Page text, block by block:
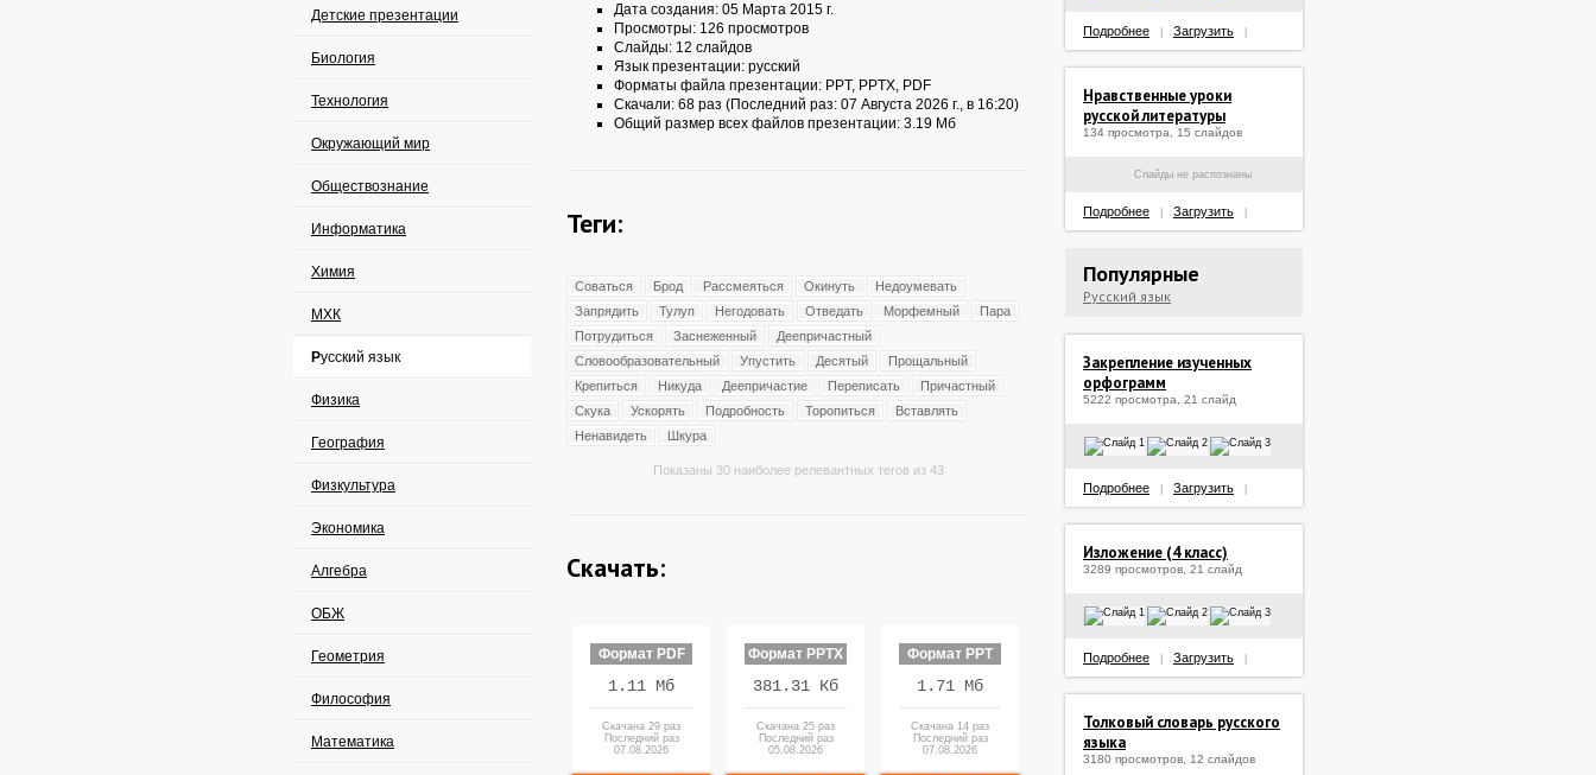
Детские презентации
Биология
Технология
Окружающий мир
Обществознание
Информатика
Химия
МХК
Русский язык
Физика
География
Физкультура
Экономика
Алгебра
ОБЖ
Геометрия
Философия
Математика
Дата создания: 05 Марта 2015 г.
Просмотры: 126 просмотров
Слайды: 12 слайдов
Язык презентации: русский
Форматы файла презентации: PPT, PPTX, PDF
Скачали: 68 раз (Последний раз: 07 Августа 2026 г., в 16:20)
Общий размер всех файлов презентации: 3.19 Мб
Теги:
Соваться Брод Рассмеяться Окинуть
Недоумевать
Запрядить
Тулуп Негодовать Отведать Морфемный
Пара
Потрудиться
Заснеженный
Деепричастный
Словообразовательный
Упустить Десятый
Прощальный
Крепиться
Никуда Деепричастие Переписать
Причастный
Скука
Ускорять Подробность Торопиться
Вставлять
Ненавидеть
Шкура
Показаны 30 наиболее релевантных тегов из 43
Скачать:
Формат PDF
1.11 Мб
Скачана 29 раз
Последний раз
07.08.2026
Формат PPTX
381.31 Кб
Скачана 25 раз
Последний раз
05.08.2026
Формат PPT
1.71 Мб
Скачана 14 раз
Последний раз
07.08.2026
Подробнее Загрузить
Нравственные уроки
русской литературы
134 просмотра, 15 слайдов
Слайды не распознаны
Подробнее Загрузить
Популярные
Русский язык
Закрепление изученных
орфограмм
5222 просмотра, 21 слайд
Подробнее Загрузить
Изложение (4 класс)
3289 просмотров, 21 слайд
Подробнее Загрузить
Толковый словарь русского
языка
3180 просмотров, 12 слайдов